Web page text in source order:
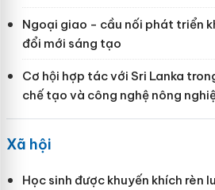
Ngoại giao - cầu nối phát triển
đổi mới sáng tạo
Cơ hội hợp tác với Sri Lanka
chế tạo và công nghệ nông
Xã hội
Học sinh được khuyến khích rèn